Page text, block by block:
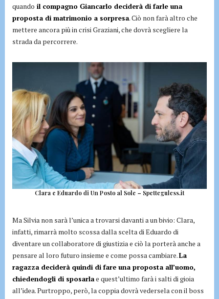
quando il compagno Giancarlo deciderà di farle una
proposta di matrimonio a sorpresa. Ciò non farà altro che
mettere ancora più in crisi Graziani, che dovrà scegliere la
strada da percorrere.
Clara e Eduardo di Un Posto al Sole – Spetteguless.it
Ma Silvia non sarà l’unica a trovarsi davanti a un bivio: Clara,
infatti, rimarrà molto scossa dalla scelta di Eduardo di
diventare un collaboratore di giustizia e ciò la porterà anche a
pensare al loro futuro insieme e come possa cambiare.La
ragazza deciderà quindi di fare una proposta all’uomo,
chiedendogli di sposarlae quest’ultimo farà i salti di gioia
all’idea. Purtroppo, però, la coppia dovrà vedersela con il boss